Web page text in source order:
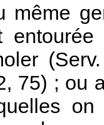
même
75) ; ou